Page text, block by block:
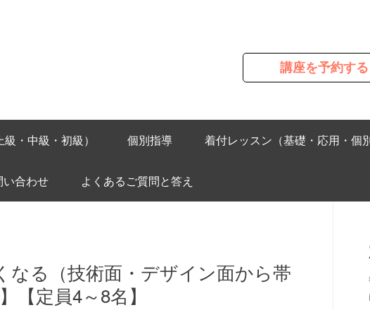
講座を予約する
・中級・初級） 個別指導 着付レッスン（基礎・応用・個
い合わせ よくあるご質問と答え
なる（技術面・デザイン面から帯
【定員4～8名】